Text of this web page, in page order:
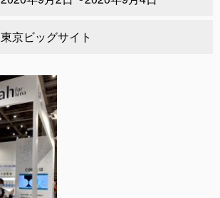
東京ビッグサイト